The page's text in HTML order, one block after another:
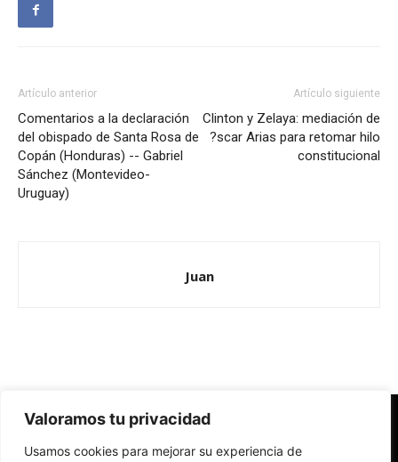
Valoramos tu privacidad
Usamos cookies para mejorar su experiencia de
Artículo anterior
Comentarios a la declaración
del obispado de Santa Rosa de
Copán (Honduras) -- Gabriel
Sánchez (Montevideo-
Uruguay)
Artículo siguiente
Clinton y Zelaya: mediación de
?scar Arias para retomar hilo
constitucional
Juan
Redes Cristianas
Una mirada alternativa sobre la Iglesia católica y la sociedad